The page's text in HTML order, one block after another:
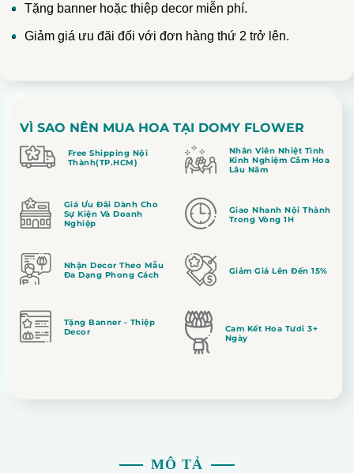
Tặng banner hoặc thiệp decor miễn phí.
Giảm giá ưu đãi đối với đơn hàng thứ 2 trở lên.
VÌ SAO NÊN MUA HOA TẠI DOMY FLOWER
Free Shipping Nội
Thành(TP.HCM)
Nhân Viên Nhiệt Tình
Kinh Nghiệm Cắm Hoa
Lâu Năm
Giá Ưu Đãi Dành Cho
Sự Kiện Và Doanh
Nghiệp
Giao Nhanh Nội Thành
Trong Vòng 1H
Nhận Decor Theo Mẫu
Đa Dạng Phong Cách
Giảm Giá Lên Đến 15%
Tặng Banner - Thiệp
Decor
Cam Kết Hoa Tươi 3+
Ngày
MÔ TẢ